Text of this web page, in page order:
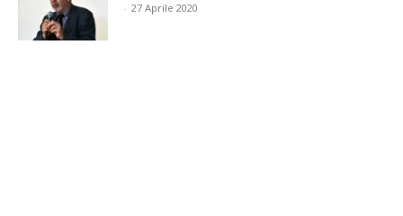
- 27 Aprile 2020